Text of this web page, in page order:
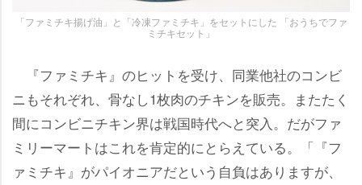
「ファミチキ揚げ油」と「冷凍ファミチキ」をセットにした 「おうちでファ
ミチキセット」
『ファミチキ』のヒットを受け、同業他社のコンビ
ニもそれぞれ、骨なし1枚肉のチキンを販売。またたく
間にコンビニチキン界は戦国時代へと突入。だがファ
ミリーマートはこれを肯定的にとらえている。「『フ
ァミチキ』がパイオニアだという自負はありますが、